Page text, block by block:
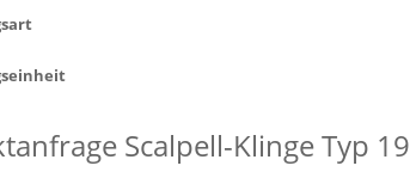
Scalpell-Klinge Typ 19